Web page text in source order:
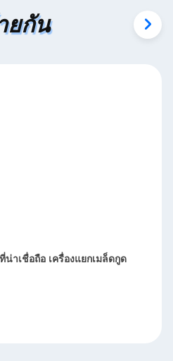
กัน
น่าเชื่อถือ เครื่องแยกเมล็ดกูด